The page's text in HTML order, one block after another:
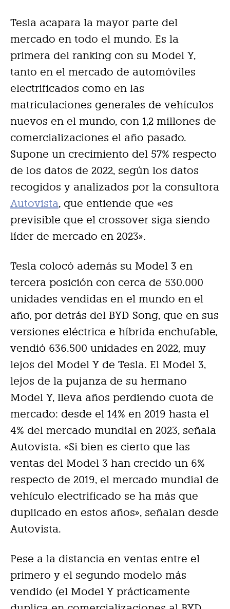
Tesla acapara la mayor parte del
mercado en todo el mundo. Es la
primera del ranking con su Model Y,
tanto en el mercado de automóviles
electrificados como en las
matriculaciones generales de vehículos
nuevos en el mundo, con 1,2 millones de
comercializaciones el año pasado.
Supone un crecimiento del 57% respecto
de los datos de 2022, según los datos
recogidos y analizados por la consultora
Autovista, que entiende que «es
previsible que el crossover siga siendo
líder de mercado en 2023».
Tesla colocó además su Model 3 en
tercera posición con cerca de 530.000
unidades vendidas en el mundo en el
año, por detrás del BYD Song, que en sus
versiones eléctrica e híbrida enchufable,
vendió 636.500 unidades en 2022, muy
lejos del Model Y de Tesla. El Model 3,
lejos de la pujanza de su hermano
Model Y, lleva años perdiendo cuota de
mercado: desde el 14% en 2019 hasta el
4% del mercado mundial en 2023, señala
Autovista. «Si bien es cierto que las
ventas del Model 3 han crecido un 6%
respecto de 2019, el mercado mundial de
vehículo electrificado se ha más que
duplicado en estos años», señalan desde
Autovista.
Pese a la distancia en ventas entre el
primero y el segundo modelo más
vendido (el Model Y prácticamente